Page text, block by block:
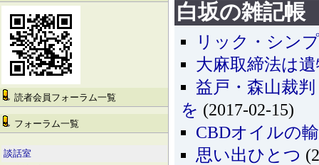
読者会員フォーラム一覧
フォーラム一覧
談話室
白坂の雑記帳
リック・シン
大麻取締法は
益戸・森山裁
を (2017-02-15)
CBDオイルの
思い出ひとつ